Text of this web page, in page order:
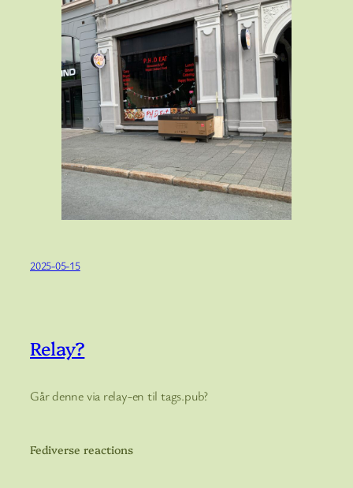
2025-05-15
Relay?
Går denne via relay-en til tags.pub?
Fediverse reactions